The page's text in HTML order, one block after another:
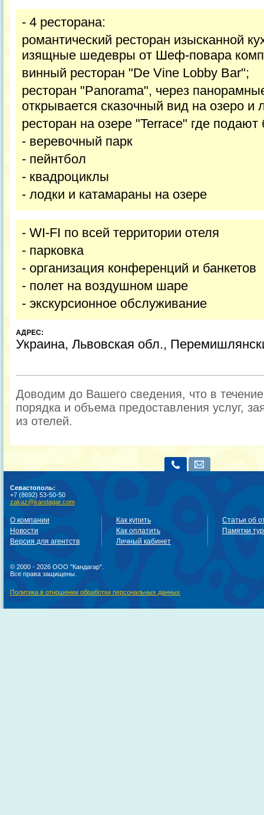
- 4 ресторана:
романтический ресторан изысканной
изящные шедевры от Шеф-повара
винный ресторан "De Vine Lobby Bar";
ресторан "Panorama", через
открывается сказочный вид на озеро и
ресторан на озере "Terrace" где
- веревочный парк
- пейнтбол
- квадроциклы
- лодки и катамараны на озере
- WI-FI по всей территории отеля
- парковка
- организация конференций и банкетов
- полет на воздушном шаре
- экскурсионное обслуживание
АДРЕС:
Украина, Львовская обл.,
Доводим до Вашего сведения, что в
порядка и объема предоставления услуг,
из отелей.
Севастополь:
+7 (8692) 53-50-50
zakaz@kandagar.com
О компании
Новости
Версия для агентств
Как купить
Как оплатить
Личный кабинет
Статьи об
Памятки
© 2000 - 2026 ООО "Кандагар".
Все права защищены.
Политика в отношении обработки персональных данных